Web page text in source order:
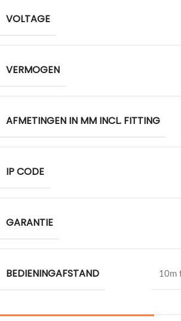
VOLTAGE
VERMOGEN
AFMETINGEN IN MM INCL. FITTING
IP CODE
GARANTIE
BEDIENINGAFSTAND 10m